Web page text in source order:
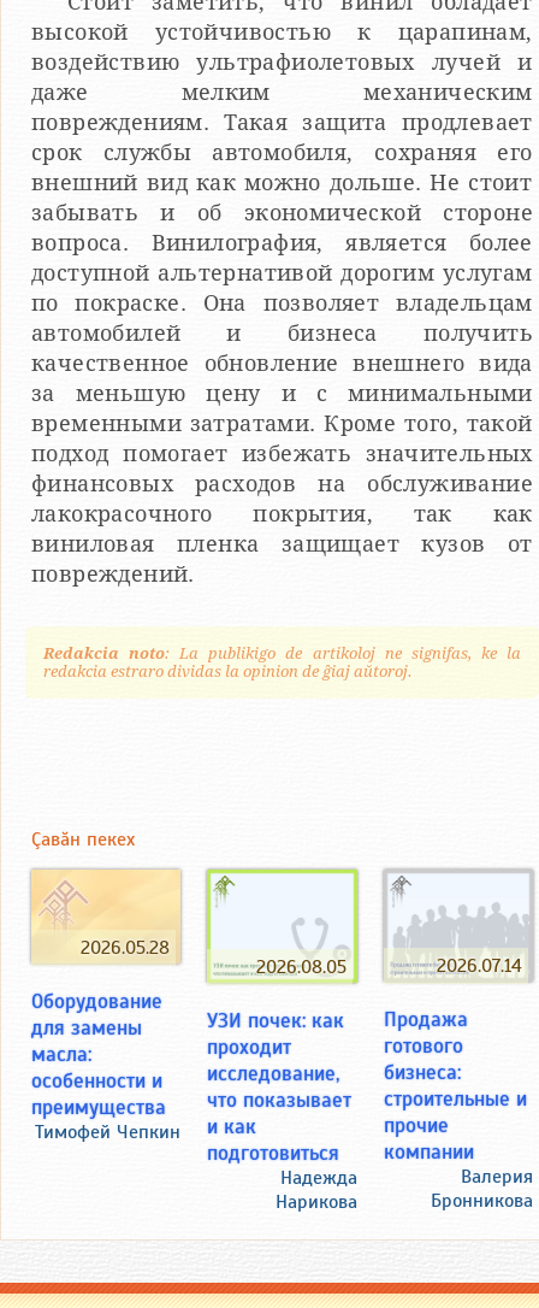
высокой устойчивостью к царапинам,
воздействию ультрафиолетовых лучей и
даже мелким механическим
повреждениям. Такая защита продлевает
срок службы автомобиля, сохраняя его
внешний вид как можно дольше. Не стоит
забывать и об экономической стороне
вопроса. Винилография, является более
доступной альтернативой дорогим услугам
по покраске. Она позволяет владельцам
автомобилей и бизнеса получить
качественное обновление внешнего вида
за меньшую цену и с минимальными
временными затратами. Кроме того, такой
подход помогает избежать значительных
финансовых расходов на обслуживание
лакокрасочного покрытия, так как
виниловая пленка защищает кузов от
повреждений.
Redakcia noto: La publikigo de artikoloj ne signifas, ke la
redakcia estraro dividas la opinion de ĝiaj aŭtoroj.
Çавăн пекех
2026.05.28
Оборудование
для замены
масла:
особенности и
преимущества
Тимофей Чепкин
2026.08.05
УЗИ почек: как
проходит
исследование,
что показывает
и как
подготовиться
Надежда
Нарикова
2026.07.14
Продажа
готового
бизнеса:
строительные и
прочие
компании
Валерия
Бронникова